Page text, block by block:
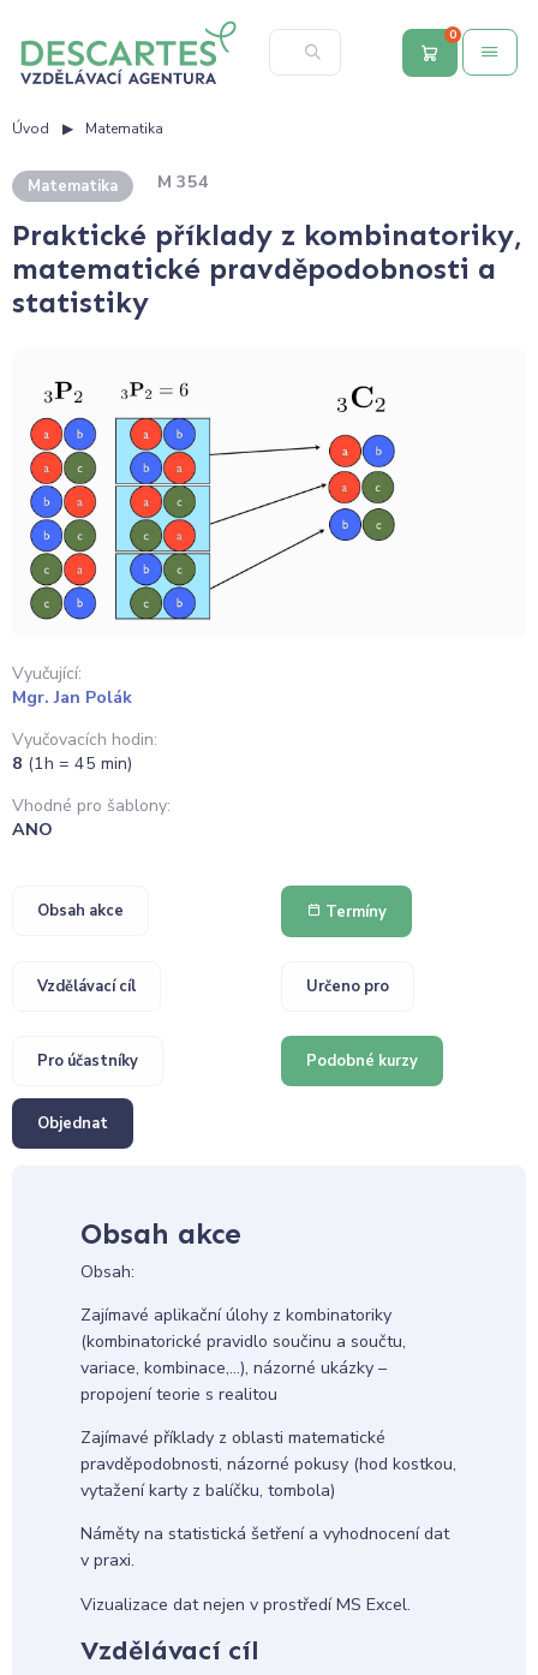
0
Úvod Matematika
Matematika M 354
Praktické příklady z kombinatoriky,
matematické pravděpodobnosti a
statistiky
Vyučující:
Mgr. Jan Polák
Vyučovacích hodin:
8 (1h = 45 min)
Vhodné pro šablony:
ANO
Obsah akce Termíny
Vzdělávací cíl Určeno pro
Pro účastníky Podobné kurzy
Objednat
Obsah akce
Obsah:
Zajímavé aplikační úlohy z kombinatoriky
(kombinatorické pravidlo součinu a součtu,
variace, kombinace,…), názorné ukázky –
propojení teorie s realitou
Zajímavé příklady z oblasti matematické
pravděpodobnosti, názorné pokusy (hod kostkou,
vytažení karty z balíčku, tombola)
Náměty na statistická šetření a vyhodnocení dat
v praxi.
Vizualizace dat nejen v prostředí MS Excel.
Vzdělávací cíl